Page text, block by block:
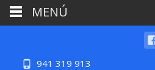
941 319 913
MENÚ